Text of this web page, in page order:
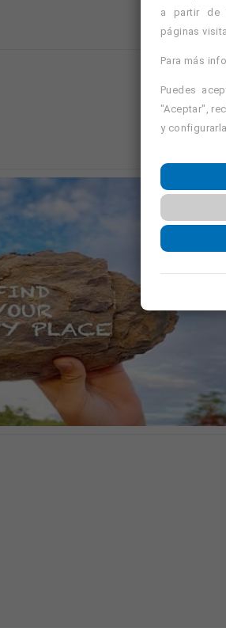
a partir de
páginas
Para más
Puedes
"Aceptar",
y